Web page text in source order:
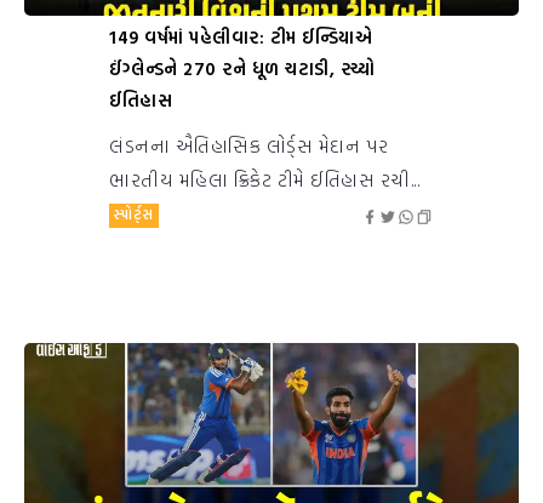
149 વર્ષમાં પહેલીવાર: ટીમ ઈન્ડિયાએ
ઈંગ્લેન્ડને 270 રને ધૂળ ચટાડી, રચ્યો
ઈતિહાસ
લંડનના ઐતિહાસિક લોર્ડ્સ મેદાન પર
ભારતીય મહિલા ક્રિકેટ ટીમે ઈતિહાસ રચી...
સ્પોર્ટ્સ